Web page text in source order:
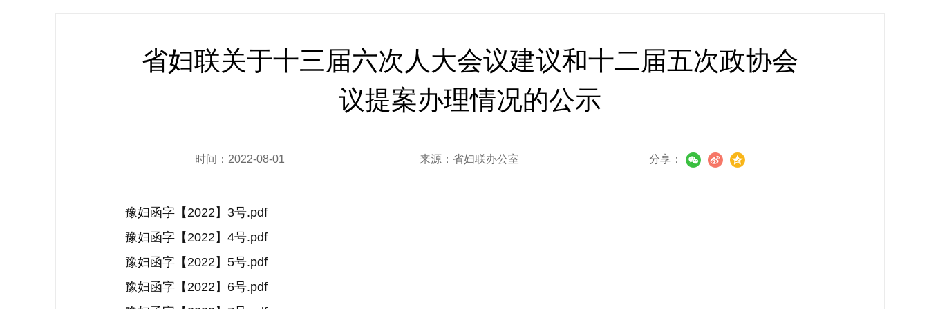
省妇联关于十三届六次人大会议建议和十二届五次政协会
议提案办理情况的公示
时间：2022-08-01 来源：省妇联办公室 分享：
豫妇函字【2022】3号.pdf
豫妇函字【2022】4号.pdf
豫妇函字【2022】5号.pdf
豫妇函字【2022】6号.pdf